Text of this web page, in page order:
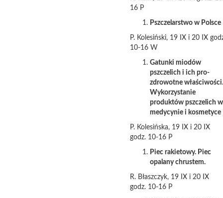
16 P
Pszczelarstwo w Polsce
P. Kolesiński, 19 IX i 20 IX
10-16 W
Gatunki miodów
pszczelich i ich pro-
zdrowotne właściwości.
Wykorzystanie
produktów pszczelich w
medycynie i kosmetyce
P. Kolesińska, 19 IX i 20 IX
godz. 10-16 P
Piec rakietowy. Piec
opalany chrustem.
R. Błaszczyk, 19 IX i 20 IX
godz. 10-16 P